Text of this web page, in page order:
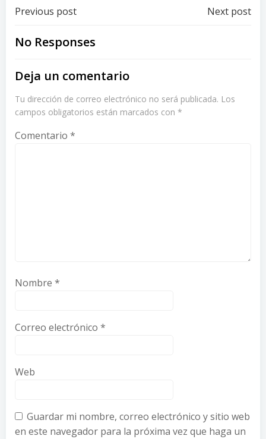
Post
navigation
Previous post Next post
No Responses
Deja un comentario
Tu dirección de correo electrónico no será publicada. Los
campos obligatorios están marcados con *
Comentario *
Nombre *
Correo electrónico *
Web
Guardar mi nombre, correo electrónico y sitio web
en este navegador para la próxima vez que haga un